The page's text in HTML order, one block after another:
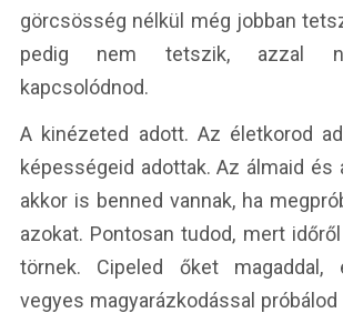
görcsösség nélkül még jobban
pedig nem tetszik, azzal
kapcsolódnod.
A kinézeted adott. Az életkorod
képességeid adottak. Az álmaid és
akkor is benned vannak, ha
azokat. Pontosan tudod, mert
törnek. Cipeled őket magaddal,
vegyes magyarázkodással